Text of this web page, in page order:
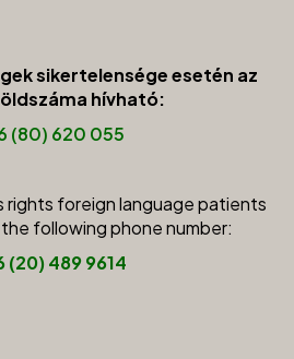
sikertelensége esetén az
hívható:
(80) 620 055
foreign language patients
following phone number:
(20) 489 9614